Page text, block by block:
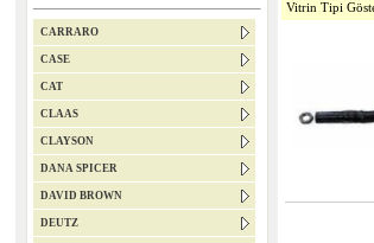
CARRARO
CASE
CAT
CLAAS
CLAYSON
DANA SPICER
DAVID BROWN
DEUTZ
Vitrin Tipi